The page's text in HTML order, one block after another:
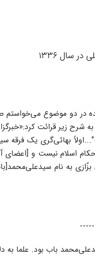
سال ۱۳۳۶
در دو موضوع می‌خواستم
شرح زیر قرائت
بهائی‌گری یک
احکام اسلام نیست و
بزّازی به نام
باب بود. علما